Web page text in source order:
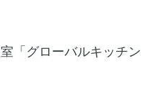
「グローバルキッチン